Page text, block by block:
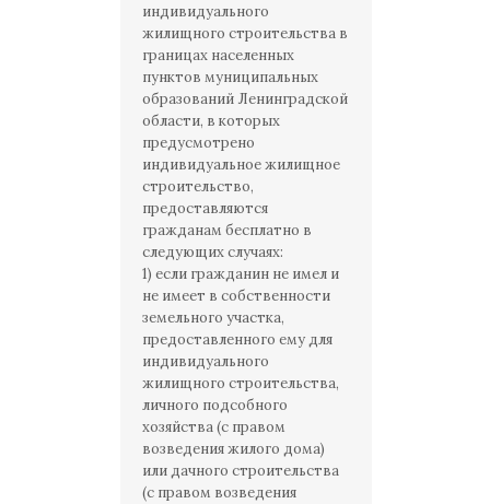
индивидуального
жилищного строительства в
границах населенных
пунктов муниципальных
образований Ленинградской
области, в которых
предусмотрено
индивидуальное жилищное
строительство,
предоставляются
гражданам бесплатно в
следующих случаях:
1) если гражданин не имел и
не имеет в собственности
земельного участка,
предоставленного ему для
индивидуального
жилищного строительства,
личного подсобного
хозяйства (с правом
возведения жилого дома)
или дачного строительства
(с правом возведения